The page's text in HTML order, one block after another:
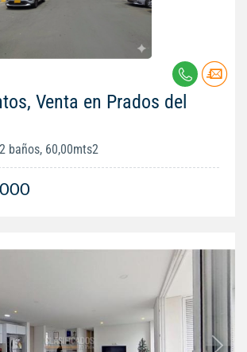
Venta en Prados del
baños, 60,00mts2